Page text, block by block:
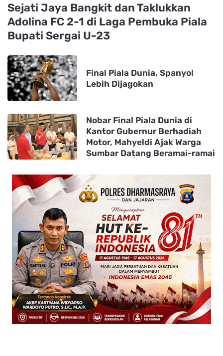
Sejati Jaya Bangkit dan Taklukkan
Adolina FC 2-1 di Laga Pembuka Piala
Bupati Sergai U-23
Final Piala Dunia, Spanyol
Lebih Dijagokan
Nobar Final Piala Dunia di
Kantor Gubernur Berhadiah
Motor, Mahyeldi Ajak Warga
Sumbar Datang Beramai-ramai